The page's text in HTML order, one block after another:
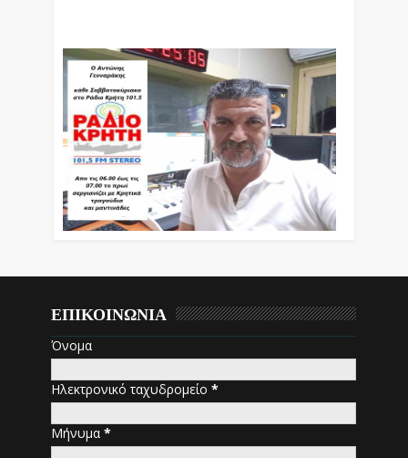
ΕΠΙΚΟΙΝΩΝΙΑ
Όνομα
Ηλεκτρονικό ταχυδρομείο*
Μήνυμα*